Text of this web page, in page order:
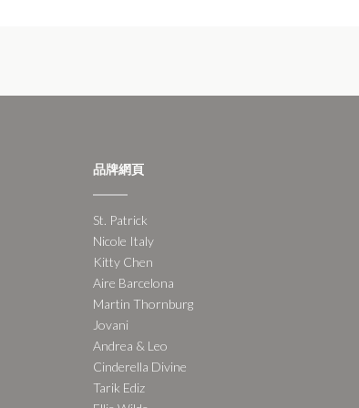
品牌網頁
St. Patrick
Nicole Italy
Kitty Chen
Aire Barcelona
Martin Thornburg
Jovani
Andrea & Leo
Cinderella Divine
Tarik Ediz